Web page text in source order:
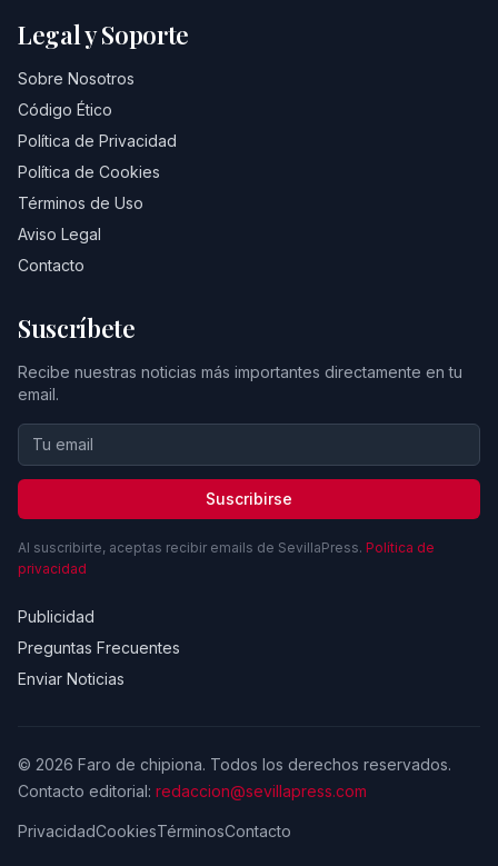
Legal y Soporte
Sobre Nosotros
Código Ético
Política de Privacidad
Política de Cookies
Términos de Uso
Aviso Legal
Contacto
Suscríbete
Recibe nuestras noticias más importantes directamente en tu
email.
Suscribirse
Al suscribirte, aceptas recibir emails de SevillaPress. Política de
privacidad
Publicidad
Preguntas Frecuentes
Enviar Noticias
© 2026 Faro de chipiona. Todos los derechos reservados.
Contacto editorial: redaccion@sevillapress.com
PrivacidadCookiesTérminosContacto